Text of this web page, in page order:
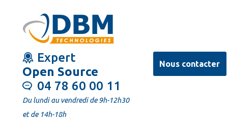
principal
Expert
Open Source
04 78 60 00 11
Du lundi au vendredi de 9h-12h30
et de 14h-18h
Nous contacter